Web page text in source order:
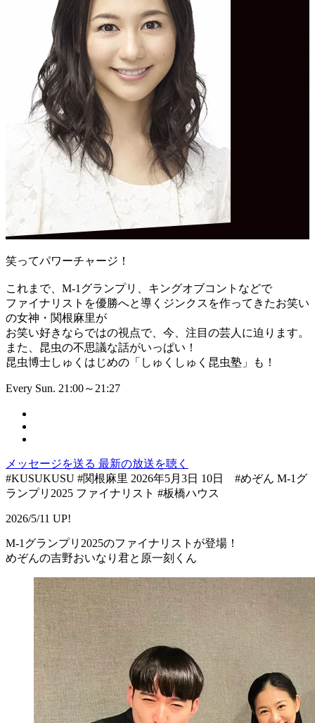
笑ってパワーチャージ！
これまで、M-1グランプリ、キングオブコントなどで
ファイナリストを優勝へと導くジンクスを作ってきたお笑い
の女神・関根麻里が
お笑い好きならではの視点で、今、注目の芸人に迫ります。
また、昆虫の不思議な話がいっぱい！
昆虫博士しゅくはじめの「しゅくしゅく昆虫塾」も！
Every Sun. 21:00～21:27
メッセージを送る 最新の放送を聴く
#KUSUKUSU #関根麻里 2026年5月3日 10日 #めぞん M-1グ
ランプリ2025 ファイナリスト #板橋ハウス
2026/5/11 UP!
M-1グランプリ2025のファイナリストが登場！
めぞんの吉野おいなり君と原一刻くん